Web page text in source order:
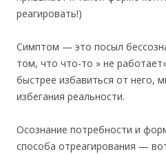
реагировать!)
Симптом — это посыл
том, что что-то » не
быстрее избавиться от него,
избегания реальности.
Осознание потребности и
способа отреагирования —